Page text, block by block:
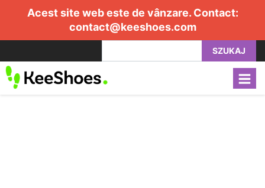
Acest site web este de vânzare. Contact:
contact@keeshoes.com
SZUKAJ